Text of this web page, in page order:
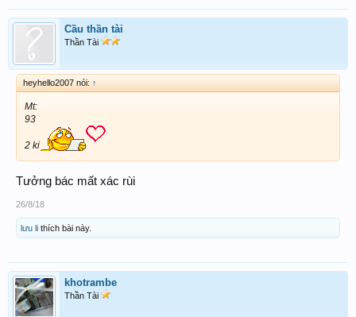
Cầu thần tài
Thần Tài
heyhello2007 nói: ↑
Mt:
93
2 ki
Tưởng bác mất xác rùi
26/8/18
lưu li thích bài này.
khotrambe
Thần Tài